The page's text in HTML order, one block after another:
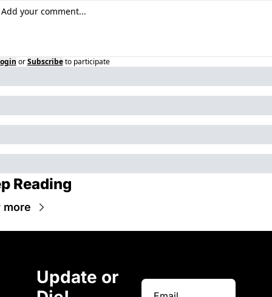
or Subscribe to participate
Reading
more
Update or